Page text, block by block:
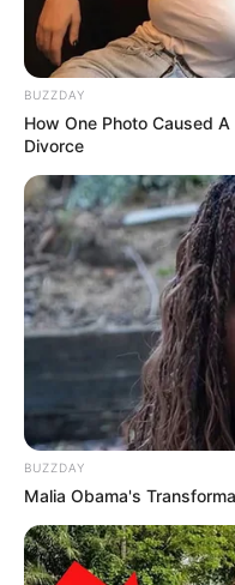
BUZZDAY
How One Photo Caused
Divorce
BUZZDAY
Malia Obama's